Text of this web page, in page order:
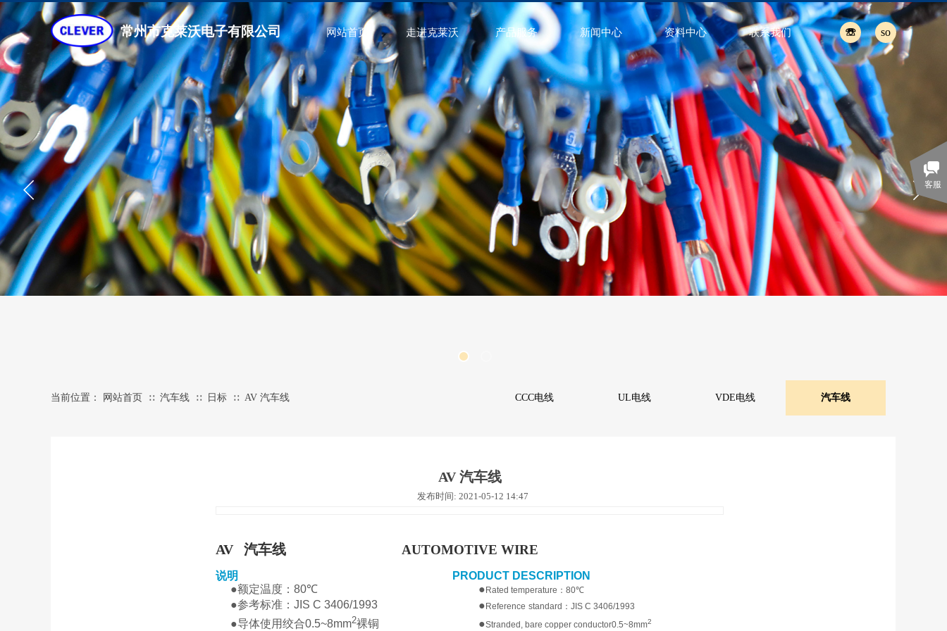
so
☏
网站首页 走进克莱沃 产品服务 新闻中心 资料中心 联系我们 搜索
常州市克莱沃电子有限公司
当前位置： 网站首页 ∷ 汽车线 ∷ 日标 ∷ AV 汽车线 CCC电线 UL电线 VDE电线 汽车线
AV 汽车线
发布时间: 2021-05-12 14:47
AV 汽车线 AUTOMOTIVE WIRE
说明
PRODUCT DESCRIPTION
●额定温度：80℃
●参考标准：JIS C 3406/1993
●导体使用绞合0.5~8mm2裸铜
● Rated temperature ：80℃
● Reference standard ：JIS C 3406/1993
●Stranded, bare copper conductor0.5~8mm2
客服